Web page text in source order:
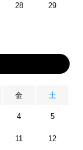
28 29
金 土
4 5
11 12